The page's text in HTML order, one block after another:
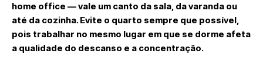
home office — vale um canto da sala, da varanda ou
até da cozinha. Evite o quarto sempre que possível,
pois trabalhar no mesmo lugar em que se dorme afeta
a qualidade do descanso e a concentração.